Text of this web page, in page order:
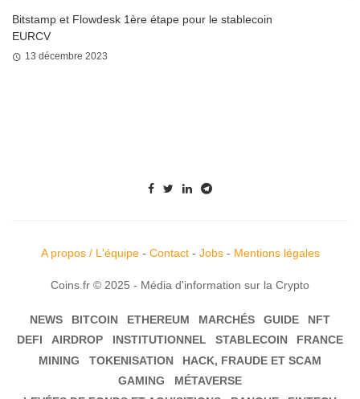
Bitstamp et Flowdesk 1ère étape pour le stablecoin
EURCV
13 décembre 2023
A propos / L'équipe- Contact- Jobs- Mentions légales
Coins.fr © 2025 - Média d'information sur la Crypto
NEWS BITCOIN ETHEREUM MARCHÉS GUIDE
NFT
DEFI
AIRDROP INSTITUTIONNEL STABLECOIN
FRANCE
MINING
TOKENISATION
HACK, FRAUDE ET SCAM
GAMING
MÉTAVERSE